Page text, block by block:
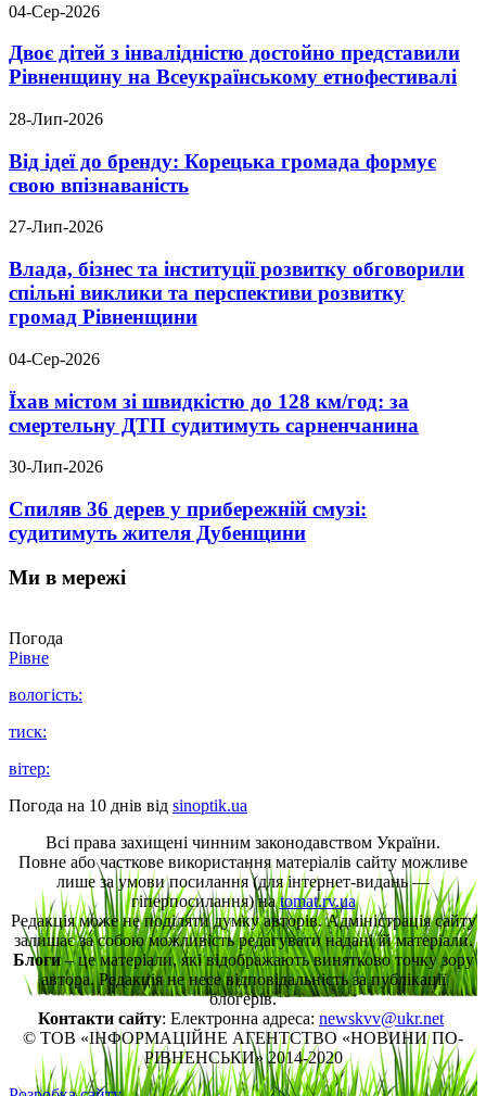
04-Сер-2026
Двоє дітей з інвалідністю достойно представили
Рівненщину на Всеукраїнському етнофестивалі
28-Лип-2026
Від ідеї до бренду: Корецька громада формує
свою впізнаваність
27-Лип-2026
Влада, бізнес та інституції розвитку обговорили
спільні виклики та перспективи розвитку
громад Рівненщини
04-Сер-2026
Їхав містом зі швидкістю до 128 км/год: за
смертельну ДТП судитимуть сарненчанина
30-Лип-2026
Спиляв 36 дерев у прибережній смузі:
судитимуть жителя Дубенщини
Ми в мережі
Погода
Рівне
вологість:
тиск:
вітер:
Погода на 10 днів від sinoptik.ua
Всі права захищені чинним законодавством України.
Повне або часткове використання матеріалів сайту можливе
лише за умови посилання (для інтернет-видань —
гіперпосилання) наtomat.rv.ua
Редакція може не поділяти думку авторів. Адміністрація сайту
залишає за собою можливість редагувати надані їй матеріали.
Блоги– це матеріали, які відображають винятково точку зору
автора. Редакція не несе відповідальність за публікації
блогерів.
Контакти сайту: Електронна адреса: newskvv@ukr.net
© ТОВ «ІНФОРМАЦІЙНЕ АГЕНТСТВО «НОВИНИ ПО-
РІВНЕНСЬКИ» 2014-2020